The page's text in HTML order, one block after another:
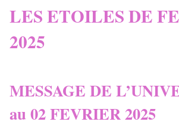
LES ETOILES DE
2025
MESSAGE DE
au 02 FEVRIER 2025